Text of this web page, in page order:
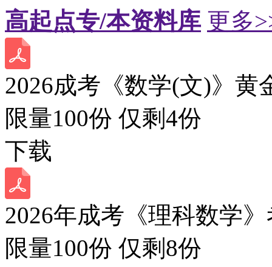
高起点专/本资料库 更多
2026成考《数学(文)》黄
限量100份 仅剩4份
下载
2026年成考《理科数学
限量100份 仅剩 8份